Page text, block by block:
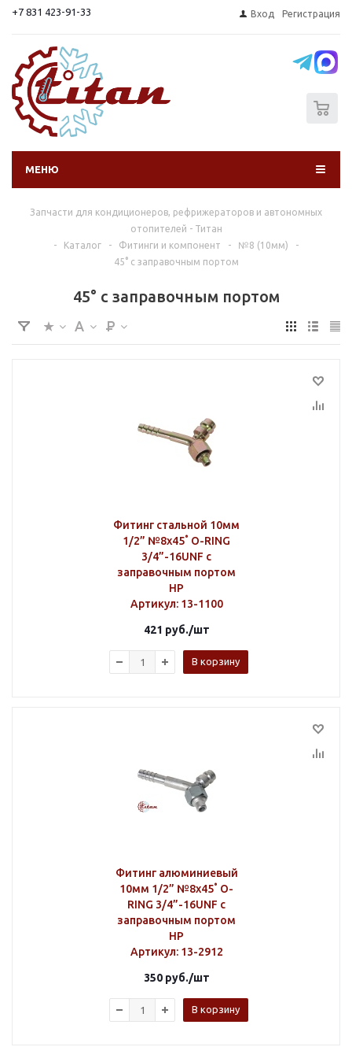
+7 831 423-91-33 Вход Регистрация
МЕНЮ
Запчасти для кондиционеров, рефрижераторов и автономных
отопителей - Титан
-
Каталог - Фитинги и компонент - №8 (10мм)
-
45° с заправочным портом
45° с заправочным портом
Фитинг стальной 10мм
1/2” №8х45˚ O-RING
3/4”-16UNF c
заправочным портом
HP
Артикул: 13-1100
421 руб./шт
В корзину
Фитинг алюминиевый
10мм 1/2” №8х45˚ O-
RING 3/4”-16UNF c
заправочным портом
HP
Артикул: 13-2912
350руб./шт
В корзину